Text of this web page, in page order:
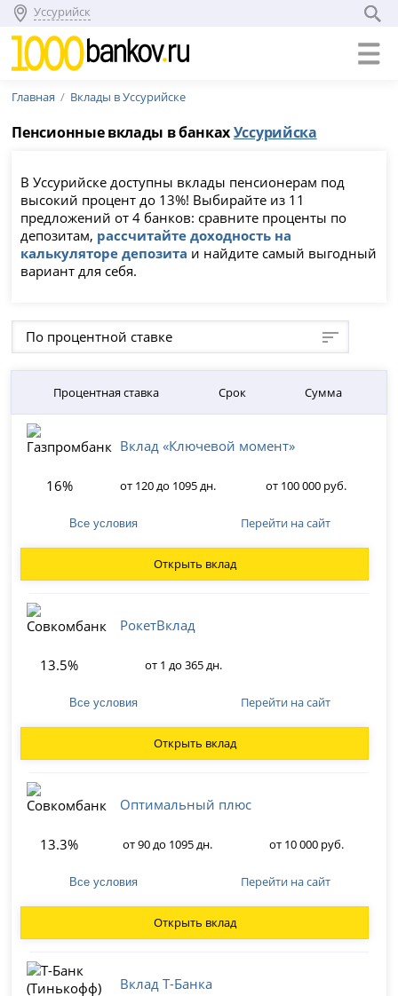
Уссурийск
Главная Вклады в Уссурийске
Пенсионные вклады в банкахУссурийска
В Уссурийске доступны вклады пенсионерам под
высокий процент до 13%! Выбирайте из 11
предложений от 4 банков: сравните проценты по
депозитам, рассчитайте доходность на
калькуляторе депозита и найдите самый выгодный
вариант для себя.
По процентной ставке
Процентная ставка Срок Сумма
Вклад «Ключевой момент»
16% от 120 до 1095 дн. от 100 000 руб.
Все условия Перейти на сайт
Открыть вклад
РокетВклад
13.5% от 1 до 365 дн.
Все условия Перейти на сайт
Открыть вклад
Оптимальный плюс
13.3% от 90 до 1095 дн. от 10 000 руб.
Все условия Перейти на сайт
Открыть вклад
Вклад Т-Банка